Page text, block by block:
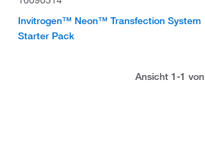
Invitrogen™ Neon™ Transfection System
Starter Pack
Ansicht 1-1 von